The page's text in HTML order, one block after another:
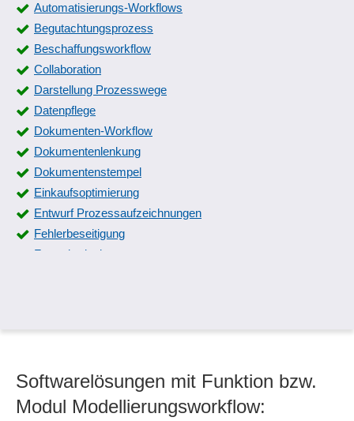
Automatisierungs-Workflows
Begutachtungsprozess
Beschaffungsworkflow
Collaboration
Darstellung Prozesswege
Datenpflege
Dokumenten-Workflow
Dokumentenlenkung
Dokumentenstempel
Einkaufsoptimierung
Entwurf Prozessaufzeichnungen
Fehlerbeseitigung
Formulardesigner
Ideenmanagement
Innovationsprozesse
Modellierungsworkflow
Open Challenge List (OCL)
Softwarelösungen mit Funktion bzw.
Modul Modellierungsworkflow: